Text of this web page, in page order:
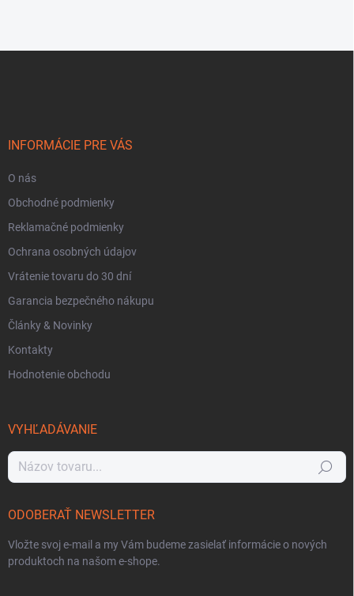
INFORMÁCIE PRE VÁS
O nás
Obchodné podmienky
Reklamačné podmienky
Ochrana osobných údajov
Vrátenie tovaru do 30 dní
Garancia bezpečného nákupu
Články & Novinky
Kontakty
Hodnotenie obchodu
VYHĽADÁVANIE
Hľadať
ODOBERAŤ NEWSLETTER
Vložte svoj e-mail a my Vám budeme zasielať informácie o nových
produktoch na našom e-shope.